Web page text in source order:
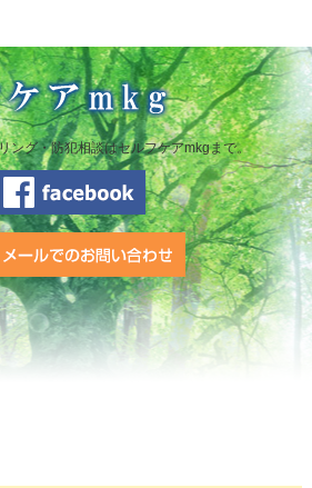
ング・防犯相談はセルフケアmkgまで。